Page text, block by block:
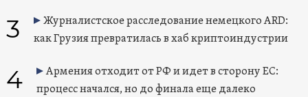
3
Журналистское расследование немецкого ARD:
как Грузия превратилась в хаб криптоиндустрии
4
Армения отходит от РФ и идет в сторону ЕС:
процесс начался, но до финала еще далеко